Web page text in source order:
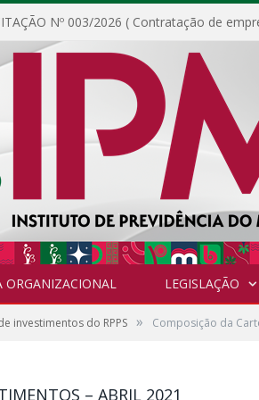
ORGANIZACIONAL LEGISLAÇÃO
investimentos do RPPS » Composição da
– ABRIL 2021